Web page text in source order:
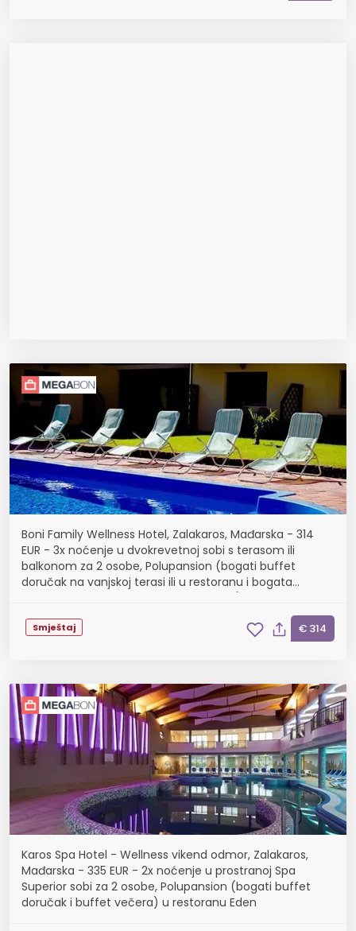
Boni Family Wellness Hotel, Zalakaros, Mađarska - 314
EUR - 3x noćenje u dvokrevetnoj sobi s terasom ili
balkonom za 2 osobe, Polupansion (bogati buffet
doručak na vanjskoj terasi ili u restoranu i bogata
Smještaj € 314
Karos Spa Hotel - Wellness vikend odmor, Zalakaros,
Mađarska - 335 EUR - 2x noćenje u prostranoj Spa
Superior sobi za 2 osobe, Polupansion (bogati buffet
doručak i buffet večera) u restoranu Eden